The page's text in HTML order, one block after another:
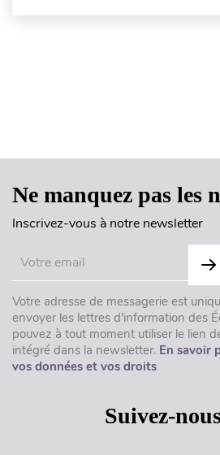
Ne manquez pas les
Inscrivez-vous à notre newsletter
Votre adresse de messagerie est
envoyer les lettres d'information des
pouvez à tout moment utiliser le lien
intégré dans la newsletter. En savoir
vos données et vos droits
Suivez-